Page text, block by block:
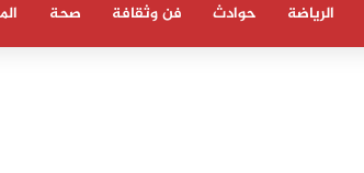
الرياضة حوادث فن وثقافة صحة